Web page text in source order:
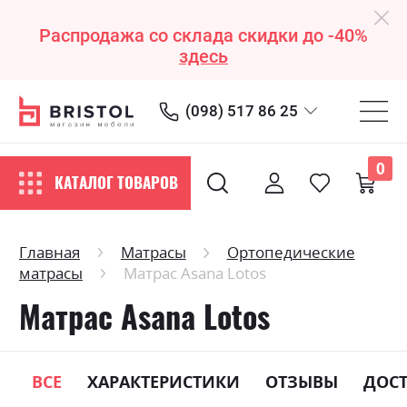
Распродажа со склада скидки до -40%
здесь
(098) 517 86 25
КАТАЛОГ ТОВАРОВ
0
Главная Матрасы
Ортопедические
матрасы
Матраc Asana Lotos
Матраc Asana Lotos
ВСЕ ХАРАКТЕРИСТИКИ ОТЗЫВЫ